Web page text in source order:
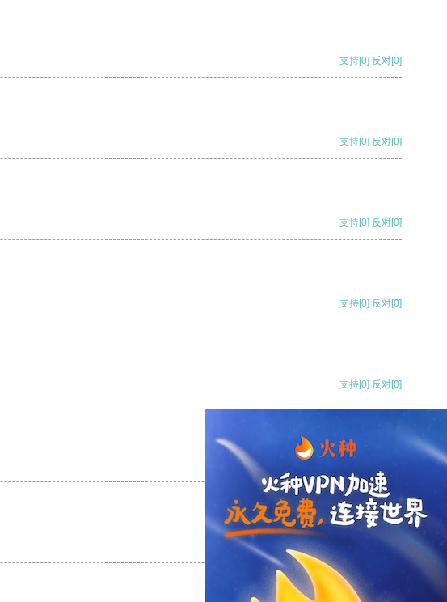
支持[0] 反对[0]
支持[0] 反对[0]
支持[0] 反对[0]
支持[0] 反对[0]
支持[0] 反对[0]
反对